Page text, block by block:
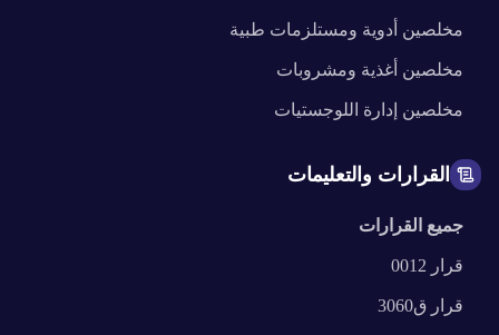
مخلصين أدوية ومستلزمات طبية
مخلصين أغذية ومشروبات
مخلصين إدارة اللوجستيات
القرارات والتعليمات
جميع القرارات
قرار 0012
قرار ق3060